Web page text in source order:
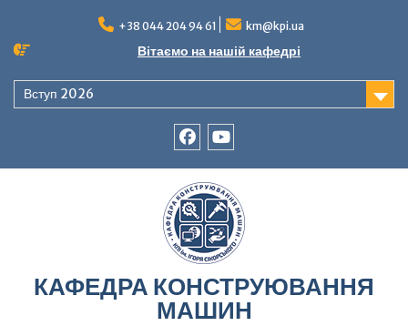
вмісту
+38 044 204 94 61 km@kpi.ua
Вітаємо на нашій кафедрі
Вступ 2026
КАФЕДРА КОНСТРУЮВАННЯ
МАШИН